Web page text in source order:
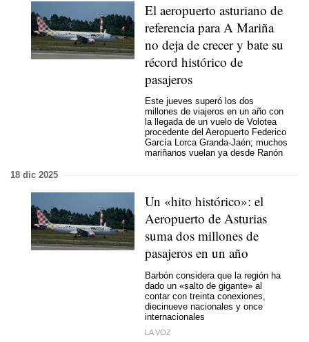
El aeropuerto asturiano de
referencia para A Mariña
no deja de crecer y bate su
récord histórico de
pasajeros
Este jueves superó los dos
millones de viajeros en un año con
la llegada de un vuelo de Volotea
procedente del Aeropuerto Federico
García Lorca Granda-Jaén; muchos
mariñanos vuelan ya desde Ranón
18 dic 2025
Un «hito histórico»: el
Aeropuerto de Asturias
suma dos millones de
pasajeros en un año
Barbón considera que la región ha
dado un «salto de gigante» al
contar con treinta conexiones,
diecinueve nacionales y once
internacionales
LA VOZ